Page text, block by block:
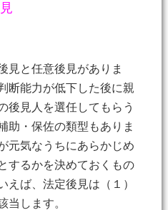
見と任意後見がありま
断能力が低下した後に親
後見人を選任してもらう
助・保佐の類型もありま
元気なうちにあらかじめ
するかを決めておくもの
えば、法定後見は（１）
当します。